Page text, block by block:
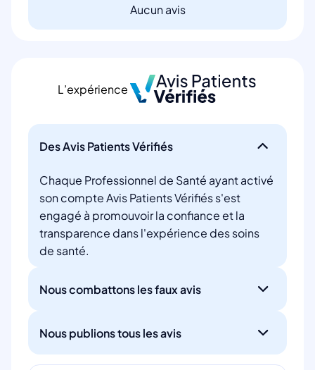
Aucun avis
L’expérience
Des Avis Patients Vérifiés
Chaque Professionnel de Santé ayant activé
son compte Avis Patients Vérifiés s'est
engagé à promouvoir la confiance et la
transparence dans l'expérience des soins
de santé.
Nous combattons les faux avis
Nous publions tous les avis